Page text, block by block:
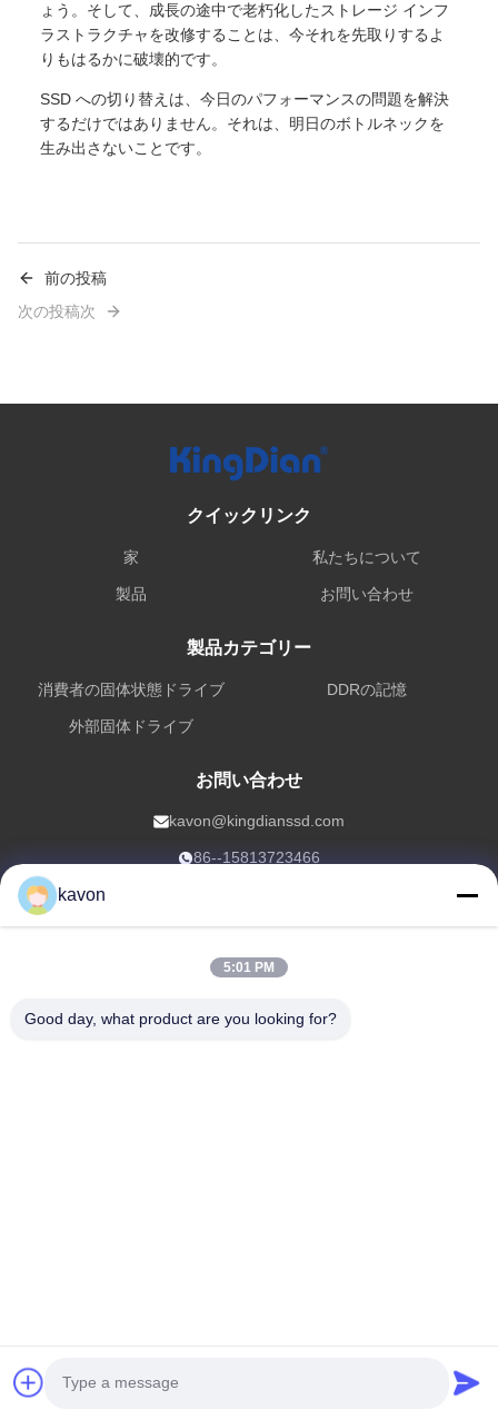
ょう。そして、成長の途中で老朽化したストレージ インフ
ラストラクチャを改修することは、今それを先取りするよ
りもはるかに破壊的です。
SSD への切り替えは、今日のパフォーマンスの問題を解決
するだけではありません。それは、明日のボトルネックを
生み出さないことです。
前の投稿
次の投稿次
クイックリンク
家 私たちについて
製品 お問い合わせ
製品カテゴリー
消費者の固体状態ドライブ DDRの記憶
外部固体ドライブ
お問い合わせ
kavon@kingdianssd.com
86--15813723466
3階 ロンフイビル ヘンナンロード27号 グキシングコミュニティ
著作権 © 2026-2026 Shenzhen KingDian Technology Co., Ltd |
kavon
5:01 PM
Good day, what product are you looking for?